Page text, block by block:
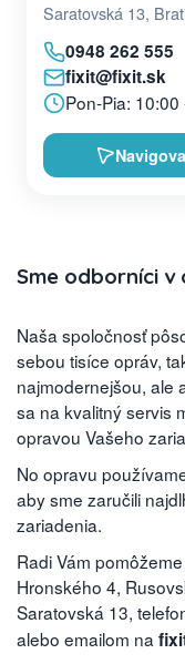
Saratovská 13,
0948 262 555
fixit@fixit.sk
Pon-Pia: 10:00
Sme odborníci v
Naša spoločnosť
sebou tisíce opráv,
najmodernejšou, ale
sa na kvalitný servis
opravou Vašeho
No opravu
aby sme zaručili
zariadenia.
Radi Vám
Hronského 4,
Saratovská 13,
alebo emailom na